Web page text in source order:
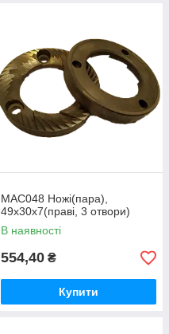
MAC048 Ножі(пара),
49х30х7(праві, 3 отвори)
В наявності
554,40 ₴
Купити